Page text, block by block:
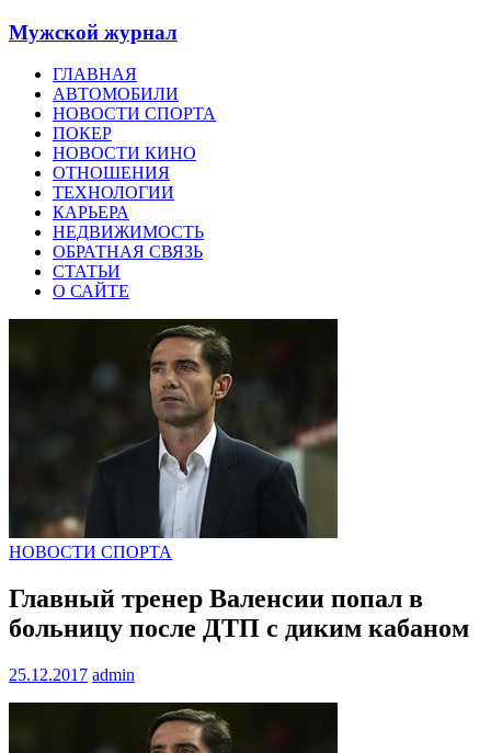
Мужской журнал
ГЛАВНАЯ
АВТОМОБИЛИ
НОВОСТИ СПОРТА
ПОКЕР
НОВОСТИ КИНО
ОТНОШЕНИЯ
ТЕХНОЛОГИИ
КАРЬЕРА
НЕДВИЖИМОСТЬ
ОБРАТНАЯ СВЯЗЬ
СТАТЬИ
О САЙТЕ
НОВОСТИ СПОРТА
Главный тренер Валенсии попал в
больницу после ДТП с диким кабаном
25.12.2017 admin